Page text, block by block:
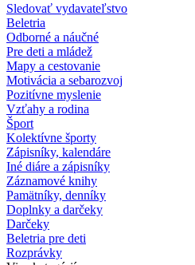
Sledovať vydavateľstvo
Beletria
Odborné a náučné
Pre deti a mládež
Mapy a cestovanie
Motivácia a sebarozvoj
Pozitívne myslenie
Vzťahy a rodina
Šport
Kolektívne športy
Zápisníky, kalendáre
Iné diáre a zápisníky
Záznamové knihy
Pamätníky, denníky
Doplnky a darčeky
Darčeky
Beletria pre deti
Rozprávky